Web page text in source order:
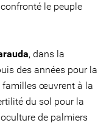
le peuple
, dans la
des années pour la
familles œuvrent à la
du sol pour la
de palmiers